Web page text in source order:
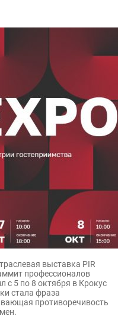
выставка PIR
профессионалов
с 5 по 8 октября в Крокус
стала фраза
противоречивость